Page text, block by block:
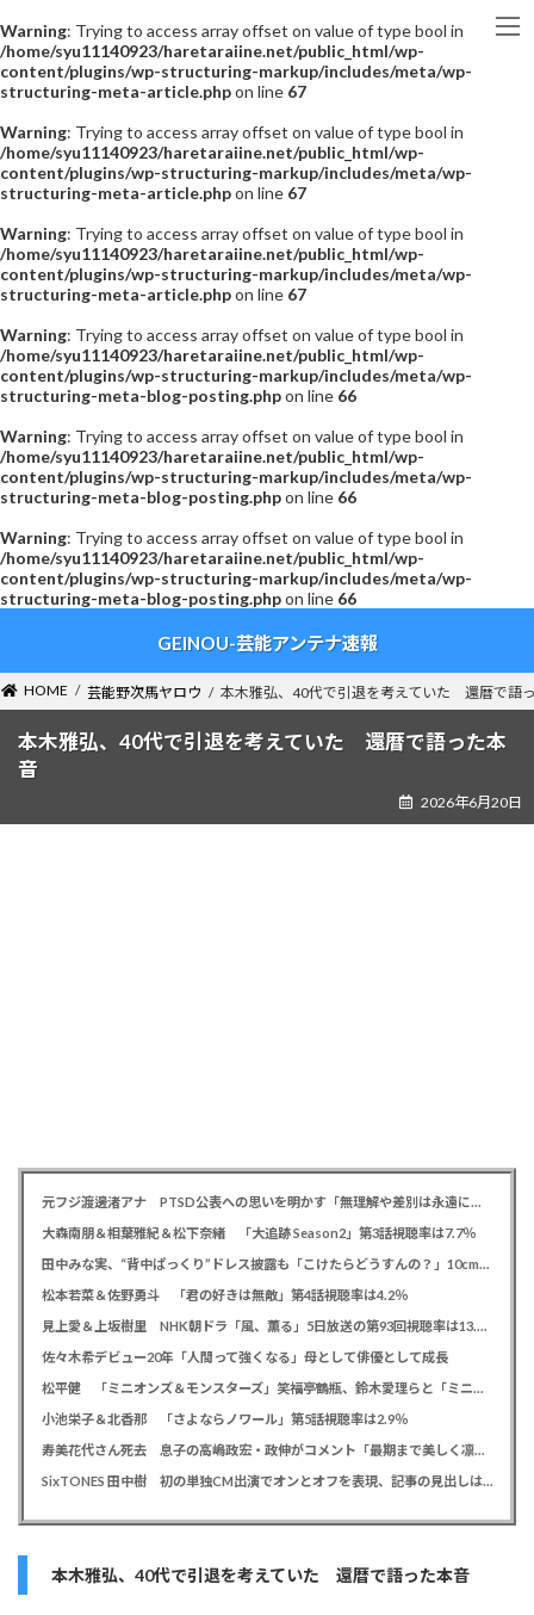
Warning: Trying to access array offset on value of type bool in
/home/syu11140923/haretaraiine.net/public_html/wp-
content/plugins/wp-structuring-markup/includes/meta/wp-
structuring-meta-article.phpon line 67
Warning: Trying to access array offset on value of type bool in
/home/syu11140923/haretaraiine.net/public_html/wp-
content/plugins/wp-structuring-markup/includes/meta/wp-
structuring-meta-article.phpon line 67
Warning: Trying to access array offset on value of type bool in
/home/syu11140923/haretaraiine.net/public_html/wp-
content/plugins/wp-structuring-markup/includes/meta/wp-
structuring-meta-article.phpon line 67
Warning: Trying to access array offset on value of type bool in
/home/syu11140923/haretaraiine.net/public_html/wp-
content/plugins/wp-structuring-markup/includes/meta/wp-
structuring-meta-blog-posting.phpon line 66
Warning: Trying to access array offset on value of type bool in
/home/syu11140923/haretaraiine.net/public_html/wp-
content/plugins/wp-structuring-markup/includes/meta/wp-
structuring-meta-blog-posting.phpon line 66
Warning: Trying to access array offset on value of type bool in
/home/syu11140923/haretaraiine.net/public_html/wp-
content/plugins/wp-structuring-markup/includes/meta/wp-
structuring-meta-blog-posting.phpon line 66
ン
ツ
ー
シ
GEINOU-芸能アンテナ速報
HOME 芸能野次馬ヤロウ 本木雅弘、40代で引退を考えていた 還暦で語
本木雅弘、40代で引退を考えていた 還暦で語った本
音
2026年6月20日
元フジ渡邊渚アナ PTSD公表への思いを明かす「無理解や差別は永遠に変わらない」「同じ病気になったことのない人間にはわからない」
大森南朋＆相葉雅紀＆松下奈緒 「大追跡 Season2」第3話視聴率は7.7％
田中みな実、“背中ぱっくり”ドレス披露も「こけたらどうすんの？」10cm超ヒールに心配の声寄せられる
松本若菜＆佐野勇斗 「君の好きは無敵」第4話視聴率は4.2％
見上愛＆上坂樹里 NHK朝ドラ「風、薫る」5日放送の第93回視聴率は13.5％
佐々木希デビュー20年「人間って強くなる」母として俳優として成長
松平健 「ミニオンズ＆モンスターズ」笑福亭鶴瓶、鈴木愛理らと「ミニおんど」披露も「サンバの方が楽」と本音
小池栄子＆北香那 「さよならノワール」第5話視聴率は2.9％
寿美花代さん死去 息子の高嶋政宏・政伸がコメント「最期まで美しく凛とした表情」「最期の最期まで大女優」「
SixTONES 田中樹 初の単独CM出演でオンとオフを表現、記事の見出しは「“いい男の休日”にしてください」とアピール
本木雅弘、40代で引退を考えていた 還暦で語った本音